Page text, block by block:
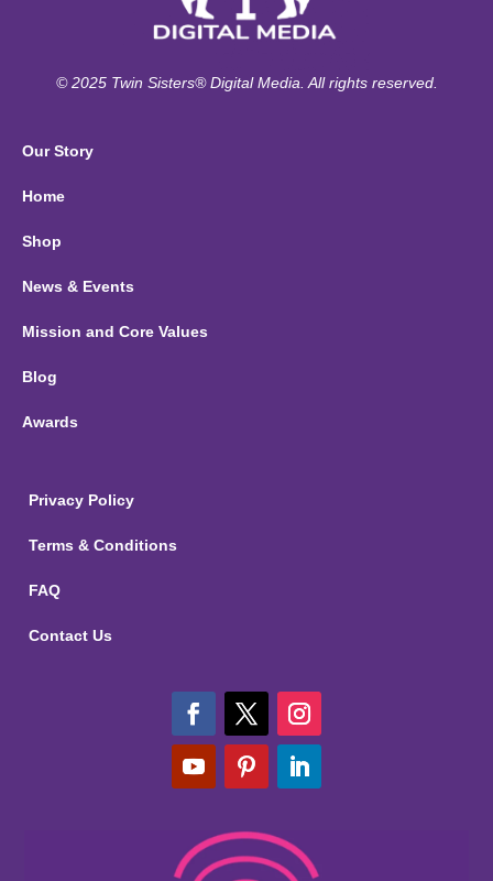
© 2025 Twin Sisters® Digital Media. All rights reserved.
Our Story
Home
Shop
News & Events
Mission and Core Values
Blog
Awards
Privacy Policy
Terms & Conditions
FAQ
Contact Us